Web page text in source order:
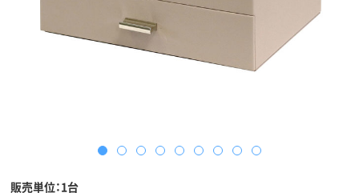
販売単位：1台